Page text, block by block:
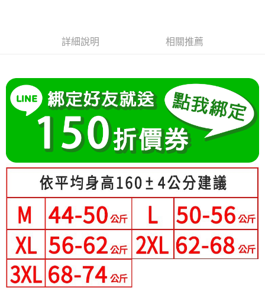
法說明評估內容。
2.透過簡訊連結打開帳單後，可選擇「超商條碼／台灣大直營門市／銀行轉
帳／街口支付／iPASS MONEY」等通路繳費。
【注意事項】
1.本服務係由「台灣大哥大股份有限公司」（以下簡稱本公司）所提供，讓
用戶於交易時，得透過本服務購買商品或服務，並由商店將買賣／分期付款
買賣價金債權讓與本公司後，依約使用本公司帳單繳交帳款。
2.基於同意付款使用「大哥付你分期」之契約關係目的，商店將以您的個人
由本公司與您本人進行分期帳單所需資料之確認、核對及更正。
3.完整用戶服務條款，請詳閱以下連結：
https://oppay.tw/userRule
２．便利：只要手機號碼，簡訊認證，即可結帳。
３．安心：先確認商品／服務後，再付款。
１．於結帳方式選擇「AFTEE先享後付」後，將跳轉至「AFTEE先享後付」
結帳頁面，進行簡訊認證並確認金額後，即可完成結帳。
２．訂單成立數日內，您將收到繳費通知簡訊。
３．收到繳費通知簡訊後14天內，點擊此簡訊中的連結，可透過四大超商／
ATM／網路銀行／等多元方式進行付款，方視為交易完成。
※ 請注意：結帳手續完成當下不需立刻繳費，但若您需要取消訂單，請聯絡
購買商品的店家。未經商家同意取消之訂單仍視為有效，需透過AFTEE先享
※ 交易是否成功請以「AFTEE先享後付 」之結帳頁面顯示為準，若有關於
是否繳費成功／繳費後需取消欲退款等相關疑問，請聯繫「AFTEE先享後付
客戶支援中心」https://netprotections.freshdesk.com/support/home
【注意事項】
１．透過由恩沛科技股份有限公司提供之「AFTEE先享後付」服務完成之交
易，需依本服務之必要範圍內提供個人資料，並將交易相關給付款項請求債
權轉讓予恩沛科技股份有限公司。
２．關於個人資料處理事宜，請瀏覽以下網址：
https://aftee.tw/terms/#terms3
３．未成年的使用者請事先徵得法定代理人或監護人之同意方可使用
「AFTEE先享後付」，若未經同意申辦者引起之損失，本公司不負相關責
會員帳號後，即可在購物車使用 Hami Point 折抵消費金額 (1點等於1元)。
全家付款取貨
每筆NT$80，滿NT$699(含以上)免運費
付款後全家取貨
每筆NT$80，滿NT$699(含以上)免運費
萊爾富取貨付款
每筆NT$80，滿NT$699(含以上)免運費
每筆NT$80，滿NT$699(含以上)免運費
7-11付款取貨
每筆NT$80，滿NT$699(含以上)免運費
付款後7-11取貨
詳細說明 相關推薦